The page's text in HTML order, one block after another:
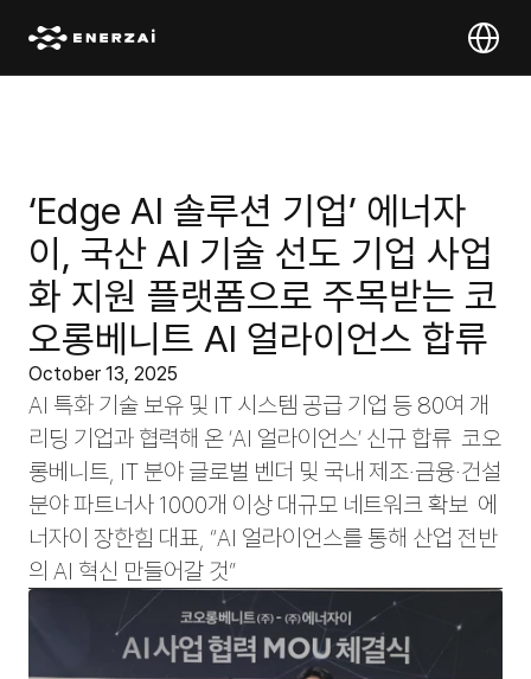
‘Edge AI 솔루션 기업’ 에너자
이, 국산 AI 기술 선도 기업 사업
화 지원 플랫폼으로 주목받는 코
오롱베니트 AI 얼라이언스 합류
October 13, 2025
AI 특화 기술 보유 및 IT 시스템 공급 기업 등 80여 개
리딩 기업과 협력해 온 ‘AI 얼라이언스’ 신규 합류  코오
롱베니트, IT 분야 글로벌 벤더 및 국내 제조·금융·건설
분야 파트너사 1000개 이상 대규모 네트워크 확보  에
너자이 장한힘 대표, “AI 얼라이언스를 통해 산업 전반
의 AI 혁신 만들어갈 것”